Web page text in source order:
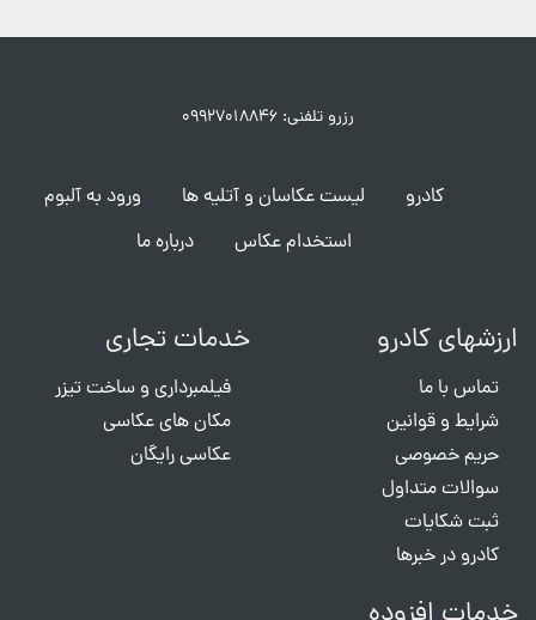
رزرو تلفنی: ۰۹۹۲۷۰۱۸۸۴۶
کادرو لیست عکاسان و آتلیه ها
ورود به آلبوم
استخدام عکاس
درباره ما
ارزشهای کادرو
تماس با ما
شرایط و قوانین
حریم خصوصی
سوالات متداول
ثبت شکایات
کادرو در خبرها
خدمات تجاری
فیلمبرداری و ساخت تیزر
مکان های عکاسی
عکاسی رایگان